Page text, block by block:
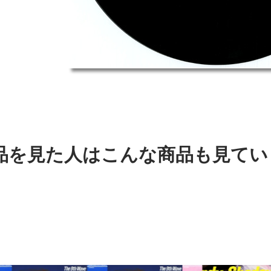
を見た人はこんな商品も見て